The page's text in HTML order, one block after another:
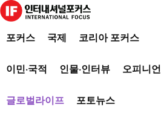
포커스 국제 코리아 포커스
이민·국적 인물·인터뷰 오피니언
글로벌라이프 포토뉴스